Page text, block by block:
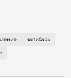
кафе с
капибары